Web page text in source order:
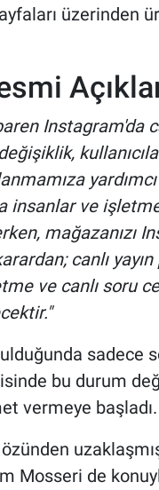
üzerinden
Instagram'da
insanlar ve
mağazanızı
canlı
ve canlı soru
sadece
bu durum
vermeye başladı.
Mosseri de